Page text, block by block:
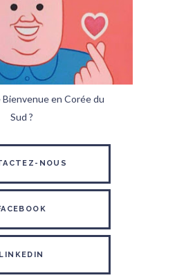
en Corée du
Sud ?
NOUS
LINKEDIN